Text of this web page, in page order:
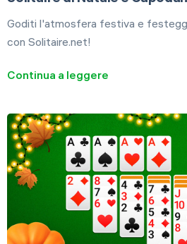
Goditi l'atmosfera festiva e
con Solitaire.net!
Continua a leggere